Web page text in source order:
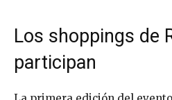
Los shoppings de
participan